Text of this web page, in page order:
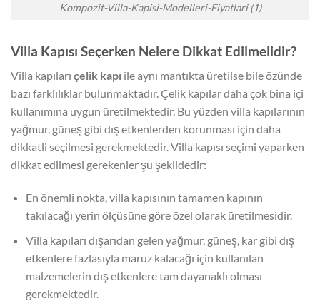
Kompozit-Villa-Kapisi-Modelleri-Fiyatlari (1)
Villa Kapısı Seçerken Nelere Dikkat Edilmelidir?
Villa kapıları çelik kapı ile aynı mantıkta üretilse bile özünde
bazı farklılıklar bulunmaktadır. Çelik kapılar daha çok bina içi
kullanımına uygun üretilmektedir. Bu yüzden villa kapılarının
yağmur, güneş gibi dış etkenlerden korunması için daha
dikkatli seçilmesi gerekmektedir. Villa kapısı seçimi yaparken
dikkat edilmesi gerekenler şu şekildedir:
En önemli nokta, villa kapısının tamamen kapının
takılacağı yerin ölçüsüne göre özel olarak üretilmesidir.
Villa kapıları dışarıdan gelen yağmur, güneş, kar gibi dış
etkenlere fazlasıyla maruz kalacağı için kullanılan
malzemelerin dış etkenlere tam dayanaklı olması
gerekmektedir.